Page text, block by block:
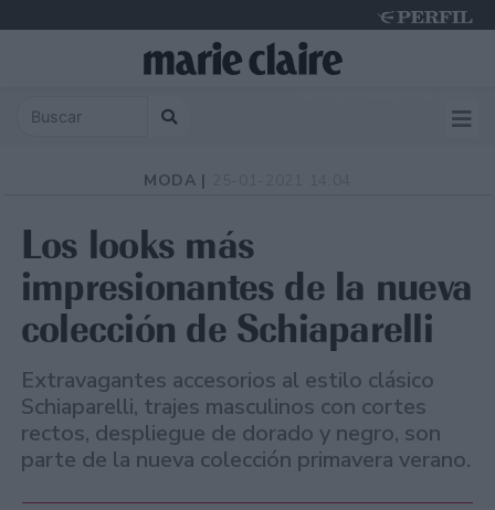
MODA |
Los looks más
impresionantes de la nueva
colección de Schiaparelli
Extravagantes accesorios al estilo clásico
Schiaparelli, trajes masculinos con cortes
rectos, despliegue de dorado y negro, son
parte de la nueva colección primavera verano.